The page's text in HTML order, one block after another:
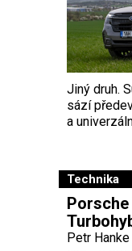
Jiný druh.
sází
a
Technika
Porsche
Petr